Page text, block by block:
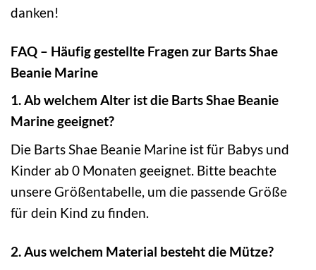
danken!
FAQ – Häufig gestellte Fragen zur Barts Shae
Beanie Marine
1. Ab welchem Alter ist die Barts Shae Beanie
Marine geeignet?
Die Barts Shae Beanie Marine ist für Babys und
Kinder ab 0 Monaten geeignet. Bitte beachte
unsere Größentabelle, um die passende Größe
für dein Kind zu finden.
2. Aus welchem Material besteht die Mütze?